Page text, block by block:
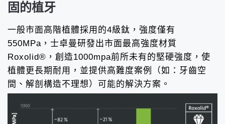
固的植牙
一般市面高階植體採用的4級鈦，強度僅有
550MPa，士卓曼研發出市面最高強度材質
Roxolid®，創造1000mpa前所未有的堅硬強度，使
植體更長期耐用，並提供高難度案例（如：牙齒空
間、解剖構造不理想）可能的解決方案。